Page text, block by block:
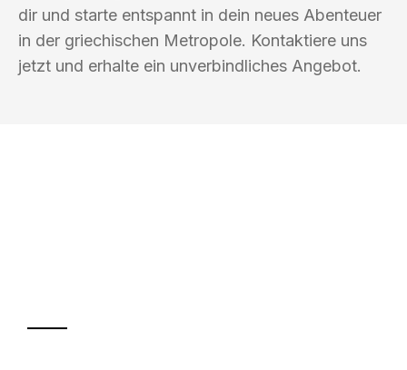
dir und starte entspannt in dein neues Abenteuer
in der griechischen Metropole. Kontaktiere uns
jetzt und erhalte ein unverbindliches Angebot.